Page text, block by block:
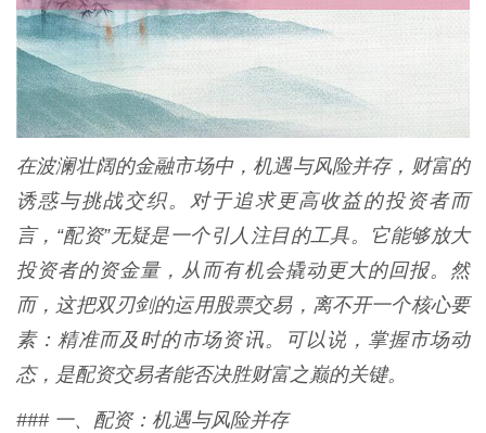
在波澜壮阔的金融市场中，机遇与风险并存，财富的
诱惑与挑战交织。对于追求更高收益的投资者而
言，“配资”无疑是一个引人注目的工具。它能够放大
投资者的资金量，从而有机会撬动更大的回报。然
而，这把双刃剑的运用股票交易，离不开一个核心要
素：精准而及时的市场资讯。可以说，掌握市场动
态，是配资交易者能否决胜财富之巅的关键。
### 一、配资：机遇与风险并存